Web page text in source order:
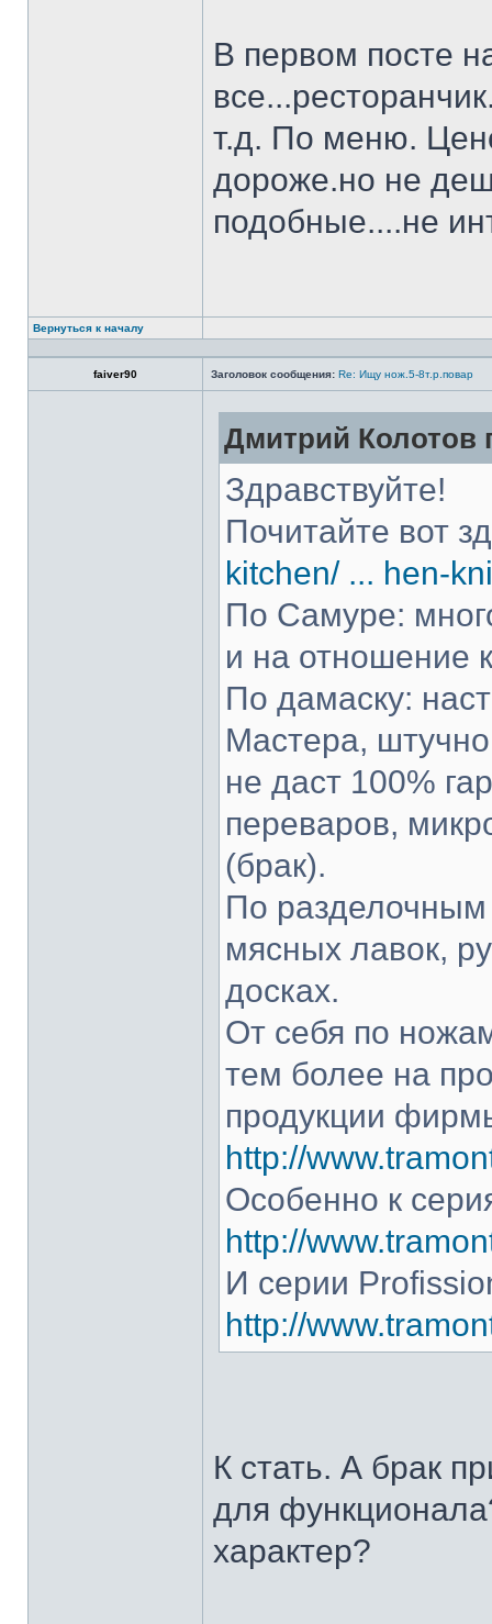
В первом посте
т.д. По меню.
дороже.но не
подобные....не
Вернуться к началу
faiver90 Заголовок сообщения: Re: Ищу нож.5-8т.р.повар
Дмитрий Колотов
Здравствуйте!
Почитайте вот
kitchen/ ... hen-
По Самуре:
и на отношение
По дамаску:
Мастера,
не даст 100%
переваров,
(брак).
По разделочным
мясных лавок,
досках.
От себя по
тем более на
продукции
http://
Особенно к
http://
И серии
http://
К стать. А брак
для
характер?